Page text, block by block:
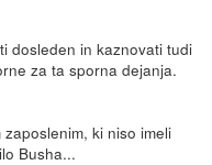
dosleden in kaznovati tudi
za ta sporna dejanja.
ki niso imeli
Busha...